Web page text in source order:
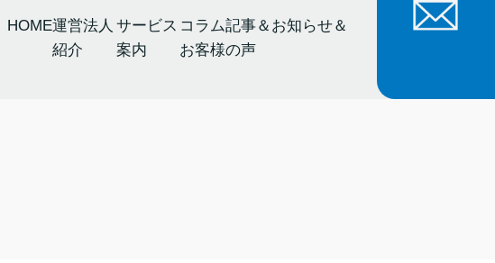
HOME運営法人
紹介
サービス
案内
コラム記事＆お知らせ＆
お客様の声